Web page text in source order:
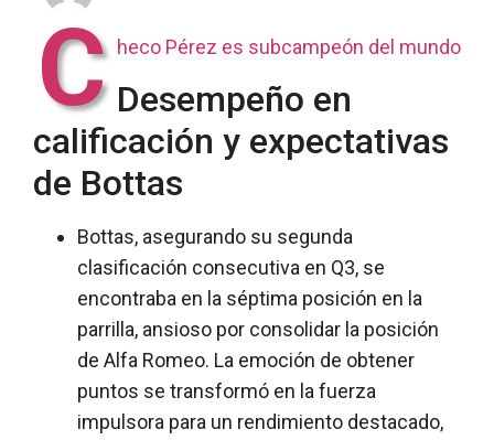
C heco Pérez es subcampeón del mundo
Desempeño en
calificación y expectativas
de Bottas
Bottas, asegurando su segunda
clasificación consecutiva en Q3, se
encontraba en la séptima posición en la
parrilla, ansioso por consolidar la posición
de Alfa Romeo. La emoción de obtener
puntos se transformó en la fuerza
impulsora para un rendimiento destacado,